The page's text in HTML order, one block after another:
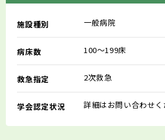
施設種別 一般病院
病床数 100～199床
救急指定 2次救急
学会認定状況 詳細はお問い合わせく